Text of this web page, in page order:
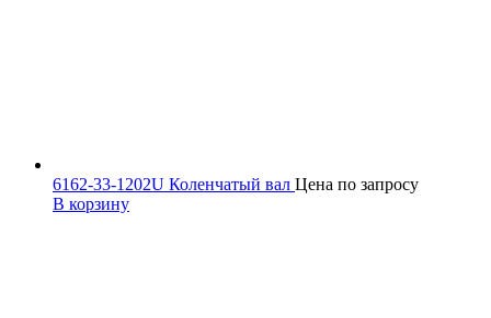
6162-33-1202U Коленчатый вал Цена по запросу
В корзину